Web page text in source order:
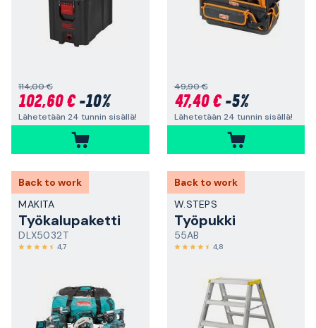
114,00 €
102,60 €-10%
Lähetetään 24 tunnin sisällä!
49,90 €
47,40 €-5%
Lähetetään 24 tunnin sisällä!
Back to work
MAKITA
Työkalupaketti
DLX5032T
4,7
Back to work
W.STEPS
Työpukki
55AB
4,8